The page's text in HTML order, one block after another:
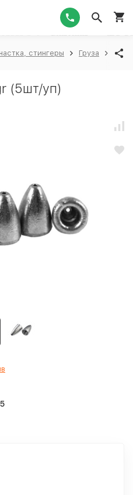
стингеры Груза Груз
(5шт/уп)
5